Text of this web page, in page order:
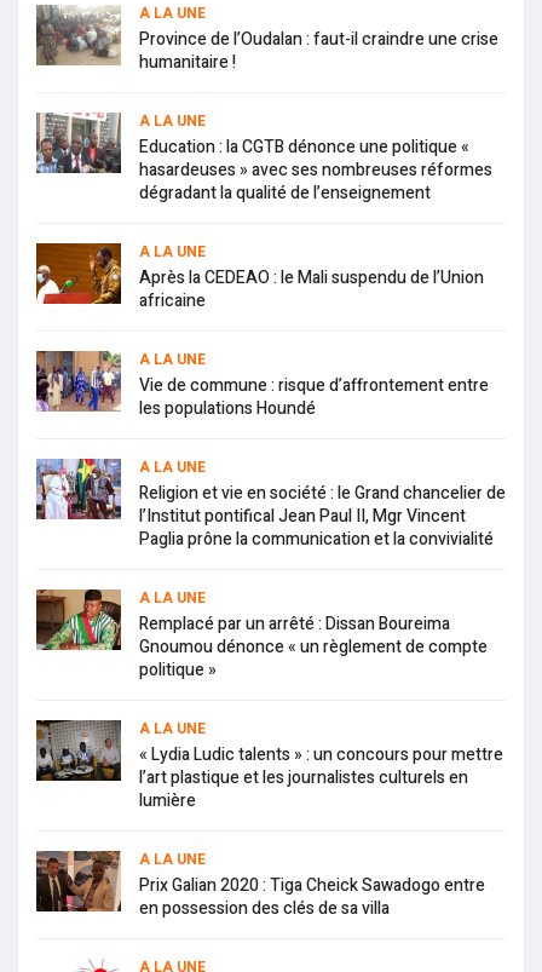
A LA UNE
Province de l’Oudalan : faut-il craindre une crise
humanitaire !
A LA UNE
Education : la CGTB dénonce une politique «
hasardeuses » avec ses nombreuses réformes
dégradant la qualité de l’enseignement
A LA UNE
Après la CEDEAO : le Mali suspendu de l’Union
africaine
A LA UNE
Vie de commune : risque d’affrontement entre
les populations Houndé
A LA UNE
Religion et vie en société : le Grand chancelier de
l’Institut pontifical Jean Paul II, Mgr Vincent
Paglia prône la communication et la convivialité
A LA UNE
Remplacé par un arrêté : Dissan Boureima
Gnoumou dénonce « un règlement de compte
politique »
A LA UNE
« Lydia Ludic talents » : un concours pour mettre
l’art plastique et les journalistes culturels en
lumière
A LA UNE
Prix Galian 2020 : Tiga Cheick Sawadogo entre
en possession des clés de sa villa
A LA UNE